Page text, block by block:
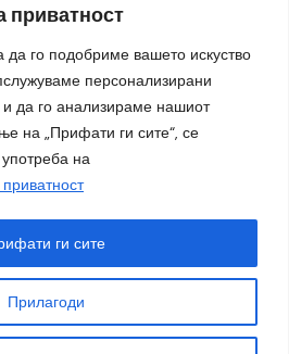
приватност
да го подобриме вашето искуство
персонализирани
да го анализираме нашиот
на „Прифати ги сите“, се
на
Прилагоди
ги сите
Импресум|Маркетинг
- 2026 ОТВ